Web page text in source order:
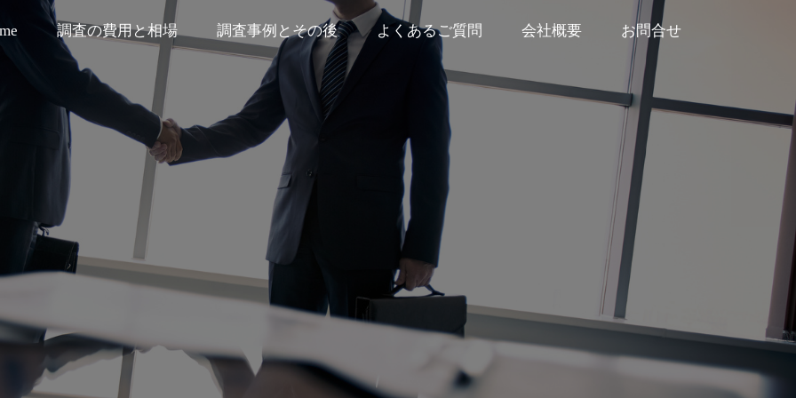
調査の費用と相場 調査事例とその後 よくあるご質問 会社概要 お問合せ